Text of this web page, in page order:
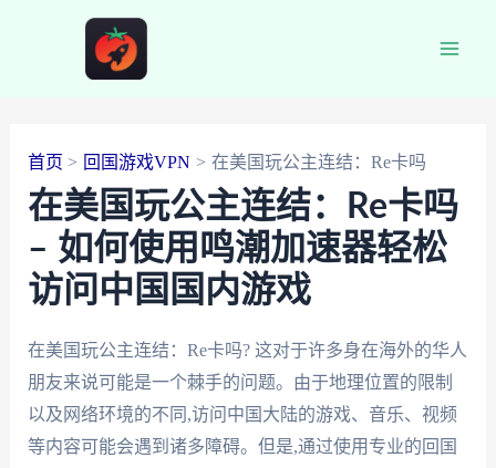
首页 回国游戏VPN 在美国玩公主连结：Re卡吗
在美国玩公主连结：Re卡吗
– 如何使用鸣潮加速器轻松
访问中国国内游戏
在美国玩公主连结：Re卡吗? 这对于许多身在海外的华人
朋友来说可能是一个棘手的问题。由于地理位置的限制
以及网络环境的不同,访问中国大陆的游戏、音乐、视频
等内容可能会遇到诸多障碍。但是,通过使用专业的回国